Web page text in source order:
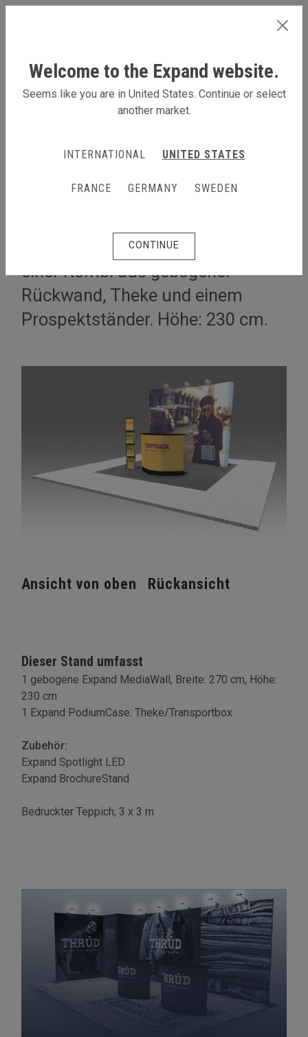
Stand mit gebogener
Tipp: Begrüße deine Besucher an
einer Kombi aus gebogener
Rückwand, Theke und einem
Prospektständer. Höhe: 230 cm.
Ansicht von oben Rückansicht
Dieser Stand umfasst
1 gebogene Expand MediaWall, Breite: 270 cm, Höhe:
230 cm
1 Expand PodiumCase: Theke/Transportbox
Zubehör:
Expand Spotlight LED
Expand BrochureStand
Bedruckter Teppich, 3 x 3 m
Welcome to the Expand website.
Seems like you are in United States. Continue or select
another market.
INTERNATIONAL UNITED STATES
FRANCE GERMANY SWEDEN
CONTINUE